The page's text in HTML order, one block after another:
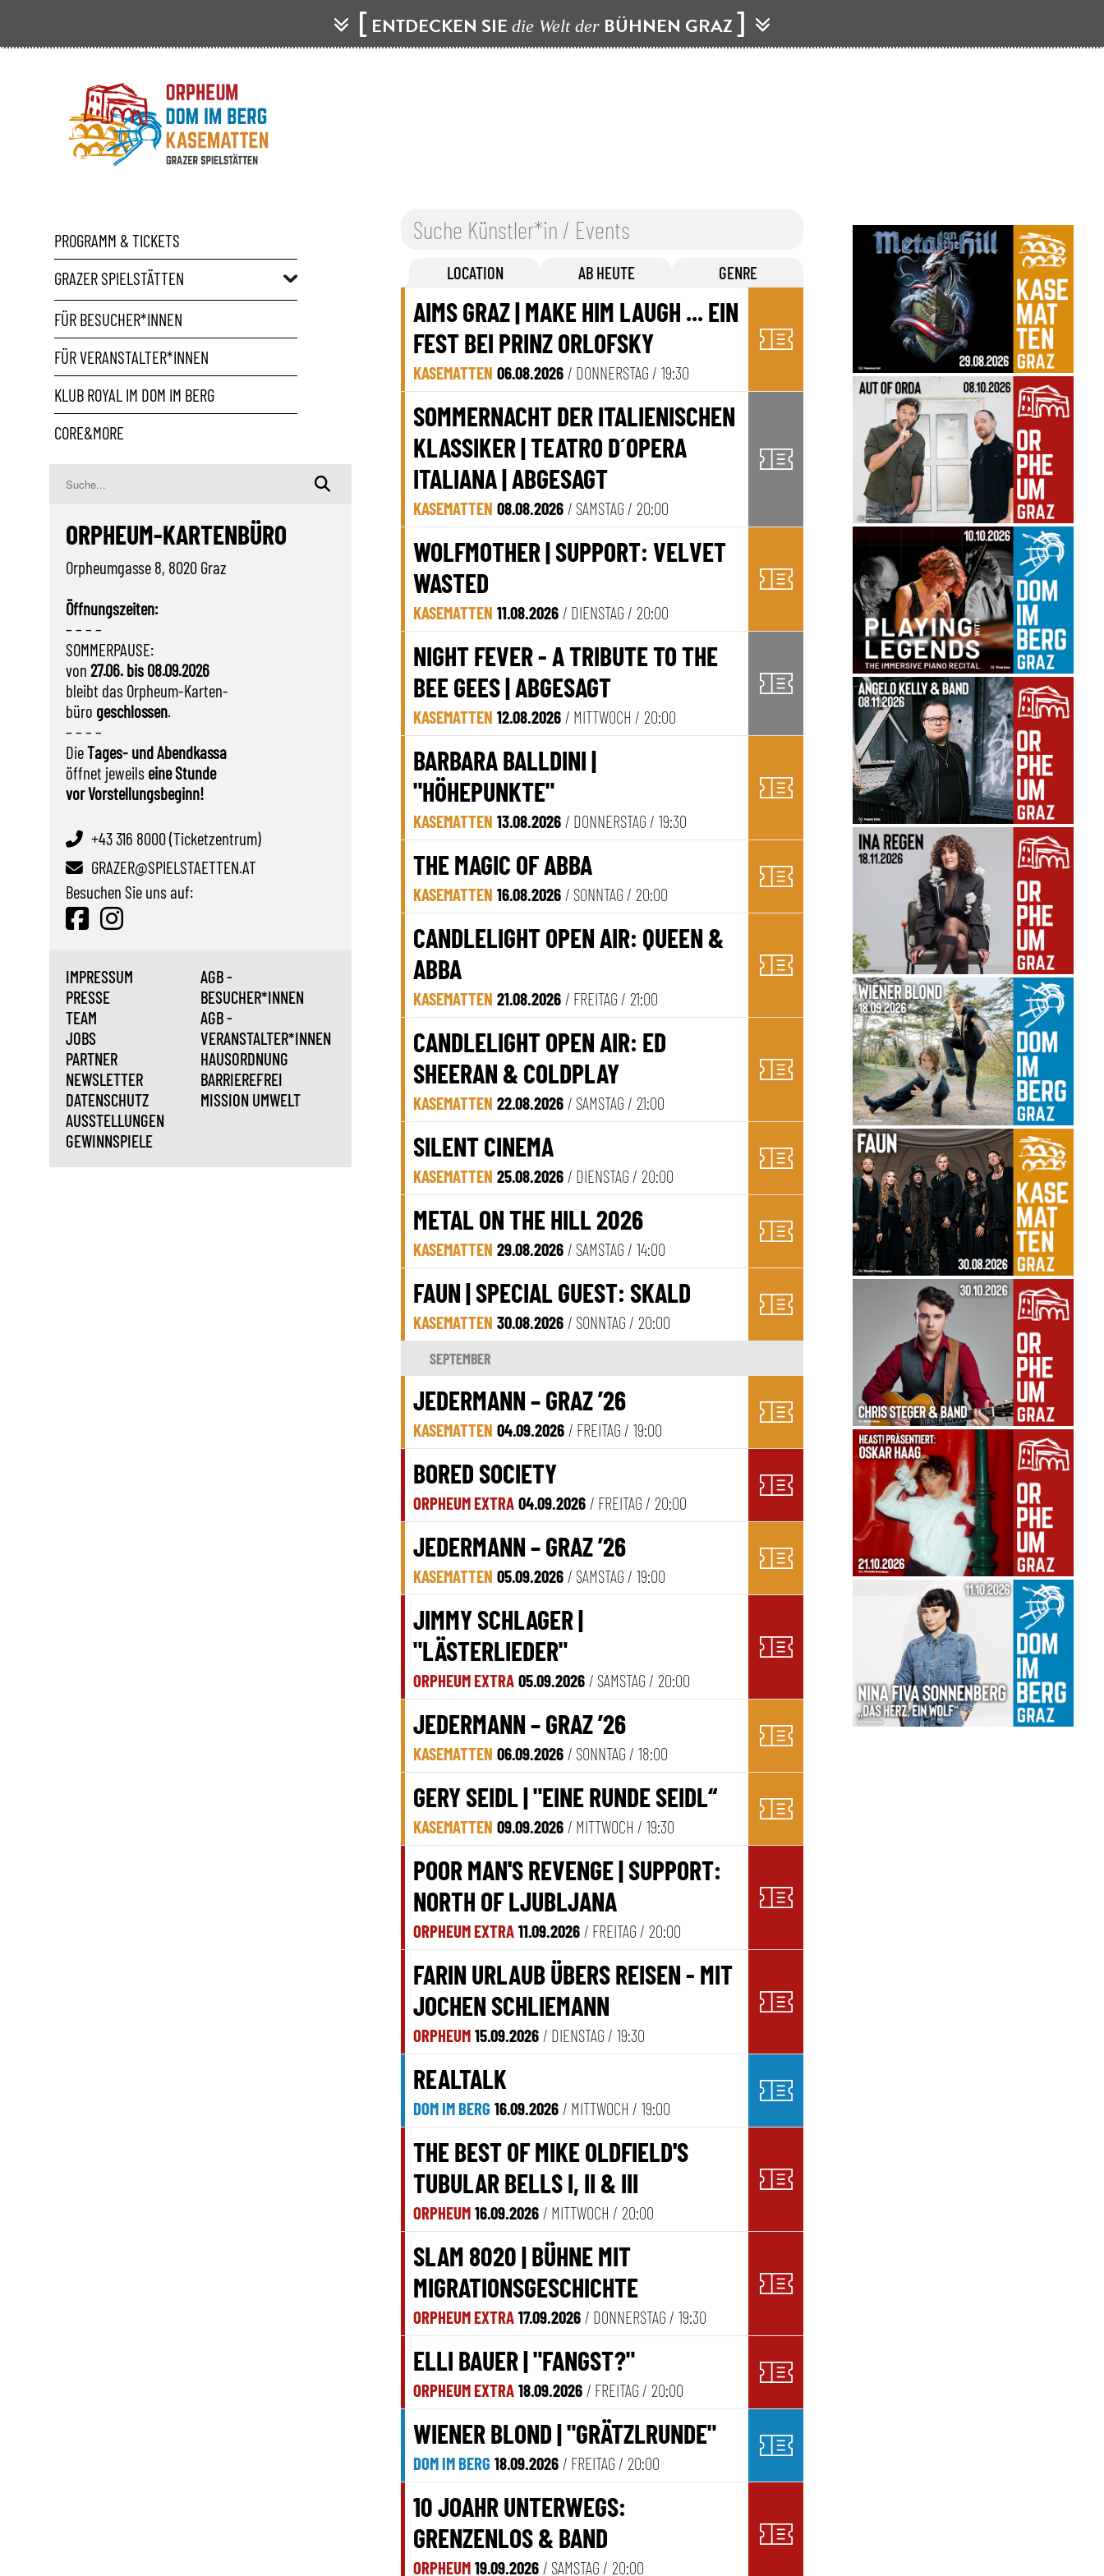
[ ENTDECKEN SIE die Welt der BÜHNEN GRAZ]
PROGRAMM & TICKETS
GRAZER SPIELSTÄTTEN
FÜR BESUCHER*INNEN
FÜR VERANSTALTER*INNEN
KLUB ROYAL IM DOM IM BERG
CORE&MORE
ORPHEUM-KARTENBÜRO
Orpheumgasse 8, 8020 Graz
Öffnungszeiten:
– – – –
SOMMERPAUSE:
von 27.06. bis 08.09.2026
bleibt das Orpheum-Karten-
büro geschlossen.
– – – –
DieTages- und Abendkassa
öffnet jeweils eine Stunde
vor Vorstellungsbeginn!
+43 316 8000 (Ticketzentrum)
GRAZER@SPIELSTAETTEN.AT
Besuchen Sie uns auf:
IMPRESSUM
PRESSE
TEAM
JOBS
PARTNER
NEWSLETTER
DATENSCHUTZ
AUSSTELLUNGEN
GEWINNSPIELE
AGB -
BESUCHER*INNEN
AGB -
VERANSTALTER*INNEN
HAUSORDNUNG
BARRIEREFREI
MISSION UMWELT
LOCATION AB HEUTE GENRE
AIMS GRAZ | MAKE HIM LAUGH ... EIN
FEST BEI PRINZ ORLOFSKY
KASEMATTEN 06.08.2026 / DONNERSTAG / 19:30
SOMMERNACHT DER ITALIENISCHEN
KLASSIKER | TEATRO D´OPERA
ITALIANA | ABGESAGT
KASEMATTEN 08.08.2026 / SAMSTAG / 20:00
WOLFMOTHER | SUPPORT: VELVET
WASTED
KASEMATTEN 11.08.2026 / DIENSTAG / 20:00
NIGHT FEVER - A TRIBUTE TO THE
BEE GEES | ABGESAGT
KASEMATTEN 12.08.2026 / MITTWOCH / 20:00
BARBARA BALLDINI |
"HÖHEPUNKTE"
KASEMATTEN 13.08.2026 / DONNERSTAG / 19:30
THE MAGIC OF ABBA
KASEMATTEN 16.08.2026 / SONNTAG / 20:00
CANDLELIGHT OPEN AIR: QUEEN &
ABBA
KASEMATTEN 21.08.2026 / FREITAG / 21:00
CANDLELIGHT OPEN AIR: ED
SHEERAN & COLDPLAY
KASEMATTEN 22.08.2026 / SAMSTAG / 21:00
SILENT CINEMA
KASEMATTEN 25.08.2026 / DIENSTAG / 20:00
METAL ON THE HILL 2026
KASEMATTEN 29.08.2026 / SAMSTAG / 14:00
FAUN | SPECIAL GUEST: SKALD
KASEMATTEN 30.08.2026 / SONNTAG / 20:00
SEPTEMBER
JEDERMANN – GRAZ ’26
KASEMATTEN 04.09.2026 / FREITAG / 19:00
BORED SOCIETY
ORPHEUM EXTRA 04.09.2026 / FREITAG / 20:00
JEDERMANN – GRAZ ’26
KASEMATTEN 05.09.2026 / SAMSTAG / 19:00
JIMMY SCHLAGER |
"LÄSTERLIEDER"
ORPHEUM EXTRA 05.09.2026 / SAMSTAG / 20:00
JEDERMANN – GRAZ ’26
KASEMATTEN 06.09.2026 / SONNTAG / 18:00
GERY SEIDL | "EINE RUNDE SEIDL“
KASEMATTEN 09.09.2026 / MITTWOCH / 19:30
POOR MAN'S REVENGE | SUPPORT:
NORTH OF LJUBLJANA
ORPHEUM EXTRA 11.09.2026 / FREITAG / 20:00
FARIN URLAUB ÜBERS REISEN - MIT
JOCHEN SCHLIEMANN
ORPHEUM 15.09.2026 / DIENSTAG / 19:30
REALTALK
DOM IM BERG 16.09.2026 / MITTWOCH / 19:00
THE BEST OF MIKE OLDFIELD'S
TUBULAR BELLS I, II & III
ORPHEUM 16.09.2026 / MITTWOCH / 20:00
SLAM 8020 | BÜHNE MIT
MIGRATIONSGESCHICHTE
ORPHEUM EXTRA 17.09.2026 / DONNERSTAG / 19:30
ELLI BAUER | "FANGST?"
ORPHEUM EXTRA 18.09.2026 / FREITAG / 20:00
WIENER BLOND | "GRÄTZLRUNDE"
DOM IM BERG 18.09.2026 / FREITAG / 20:00
10 JOAHR UNTERWEGS:
GRENZENLOS & BAND
ORPHEUM 19.09.2026 / SAMSTAG / 20:00